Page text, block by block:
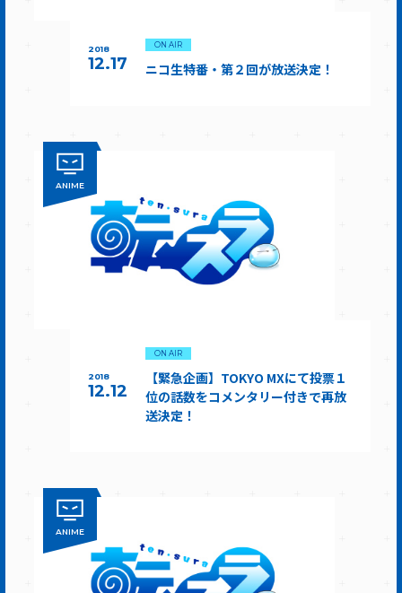
2018
12.17
ON AIR
ニコ生特番・第２回が放送決定！
ANIME
2018
12.12
ON AIR
【緊急企画】TOKYO MXにて投票１
位の話数をコメンタリー付きで再放
送決定！
ANIME